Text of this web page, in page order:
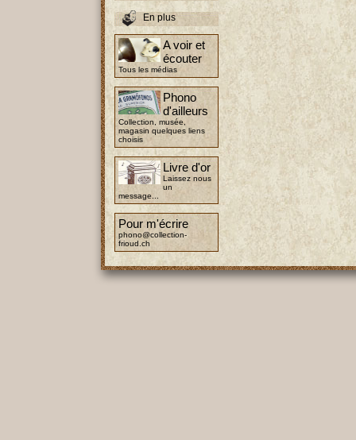
En plus
A voir et
écouter
Tous les médias
Phono
d'ailleurs
Collection, musée,
magasin quelques liens
choisis
Livre d'or
Laissez nous
un
message...
Pour m'écrire
phono@collection-
frioud.ch